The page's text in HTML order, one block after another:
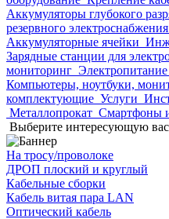
Аккумуляторы глубокого
резервного электроснабжения
Аккумуляторные ячейки
Зарядные станции для
мониторинг Электропитание
Компьютеры, ноутбуки,
комплектующие Услуги
Металлопрокат Смартфоны
Выберите интересующую
На тросу/проволоке
ДРОП плоский и круглый
Кабельные сборки
Кабель витая пара LAN
Оптический кабель